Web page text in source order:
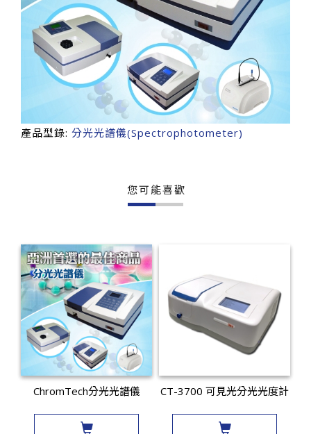
產品型錄: 分光光譜儀(Spectrophotometer)
您可能喜歡
ChromTech分光光譜儀 CT-3700 可見光分光光度計